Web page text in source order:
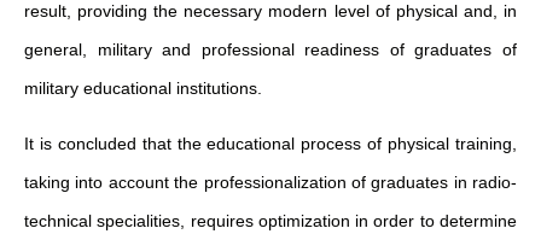
result, providing the necessary modern level of physical and, in
general, military and professional readiness of graduates of
military educational institutions.
It is concluded that the educational process of physical training,
taking into account the professionalization of graduates in radio-
technical specialities, requires optimization in order to determine